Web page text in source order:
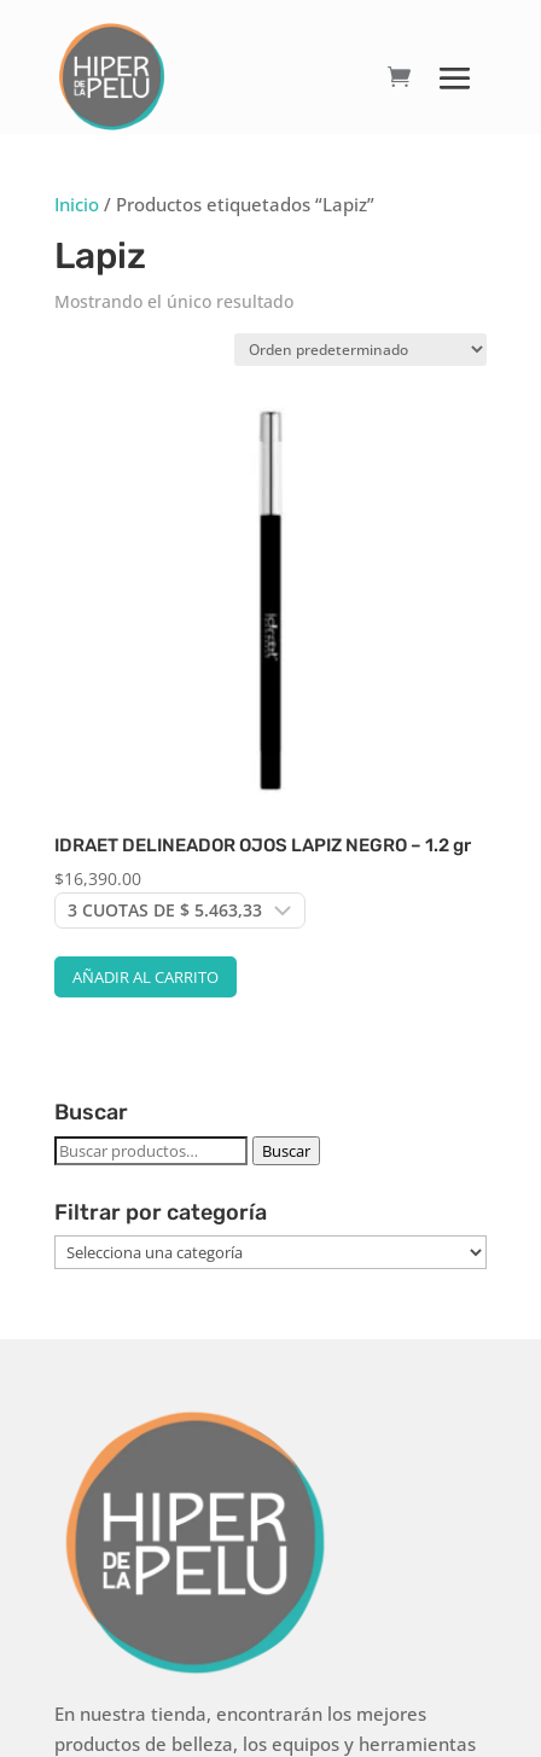
Inicio/ Productos etiquetados “Lapiz”
Lapiz
Mostrando el único resultado
IDRAET DELINEADOR OJOS LAPIZ NEGRO – 1.2 gr
$16,390.00
AÑADIR AL CARRITO
Buscar
Buscar
Buscar
Filtrar por categoría
En nuestra tienda, encontrarán los mejores
productos de belleza, los equipos y herramientas